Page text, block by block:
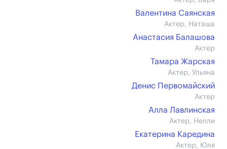
Валентина Саянская
Актер, Наташа
Анастасия Балашова
Актер
Тамара Жарская
Актер, Ульяна
Денис Первомайский
Актер
Алла Лавлинская
Актер, Нелли
Екатерина Каредина
Актер, Юля